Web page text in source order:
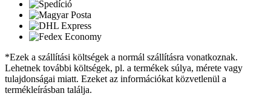
*Ezek a szállítási költségek a normál szállításra vonatkoznak.
Lehetnek további költségek, pl. a termékek súlya, mérete vagy
tulajdonságai miatt. Ezeket az információkat közvetlenül a
termékleírásban találja.